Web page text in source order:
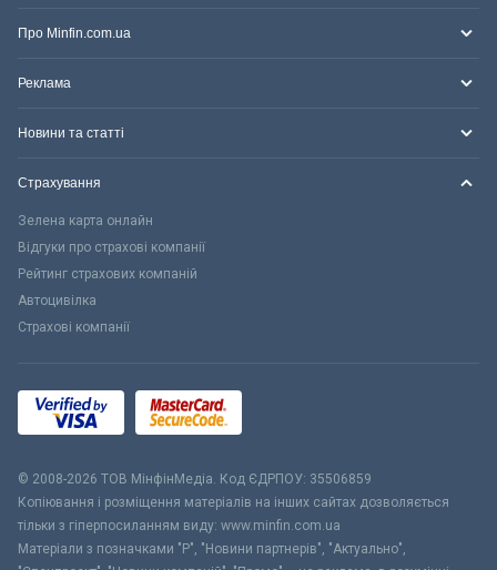
Про Minfin.com.ua
Реклама
Новини та статті
Страхування
Зелена карта онлайн
Відгуки про страхові компанії
Рейтинг страхових компаній
Автоцивілка
Страхові компанії
© 2008-2026 ТОВ МiнфiнМедiа. Код ЄДРПОУ: 35506859
Копіювання і розміщення матеріалів на інших сайтах дозволяється
тільки з гіперпосиланням виду: www.minfin.com.ua
Матеріали з позначками "Р", "Новини партнерів", "Актуально",